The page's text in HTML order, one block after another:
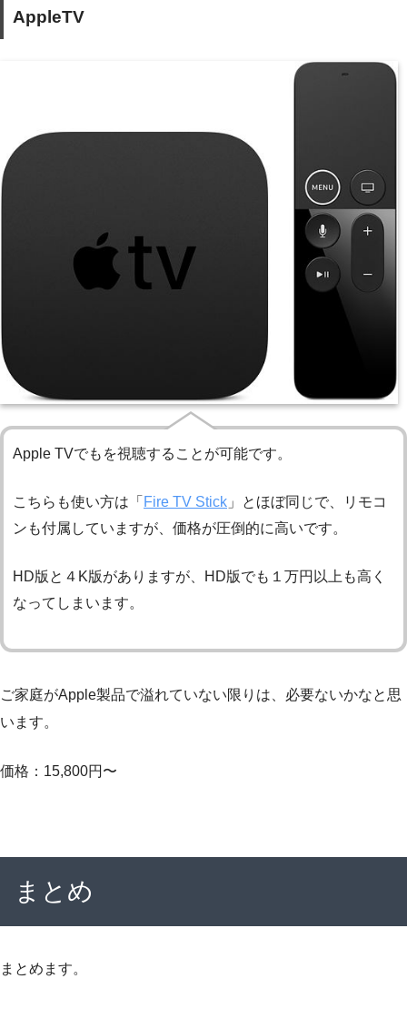
AppleTV
Apple TVでもを視聴することが可能です。
こちらも使い方は「 Fire TV Stick 」とほぼ同じで、リモコ
ンも付属していますが、価格が圧倒的に高いです。
HD版と４K版がありますが、HD版でも１万円以上も高く
なってしまいます。
ご家庭がApple製品で溢れていない限りは、必要ないかなと思
います。
価格：15,800円〜
まとめ
まとめます。